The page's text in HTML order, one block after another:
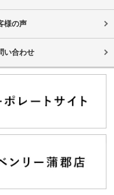
様の声
い合わせ